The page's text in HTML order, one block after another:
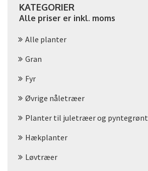
KATEGORIER
Alle priser er inkl. moms
Alle planter
Gran
Fyr
Øvrige nåletræer
Planter til juletræer og pyntegrønt
Hækplanter
Løvtræer